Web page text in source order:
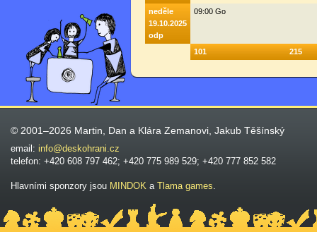
neděle
19.10.2025
odp
09:00 Go
101 215
© 2001–2026 Martin, Dan a Klára Zemanovi, Jakub Těšínský
email: info@deskohrani.cz
telefon: +420 608 797 462; +420 775 989 529; +420 777 852 582
Hlavními sponzory jsou MINDOK a Tlama games.